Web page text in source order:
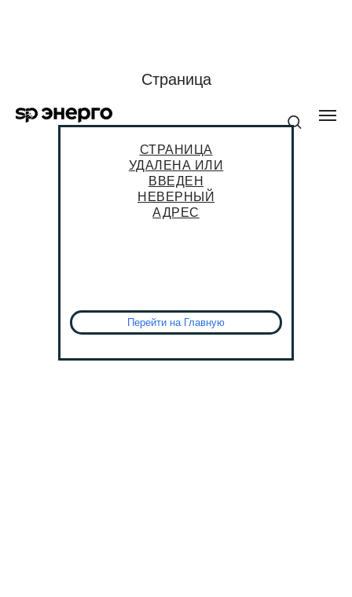
Страница
Перейти на Главную
СТРАНИЦА
УДАЛЕНА ИЛИ
ВВЕДЕН
НЕВЕРНЫЙ
АДРЕС